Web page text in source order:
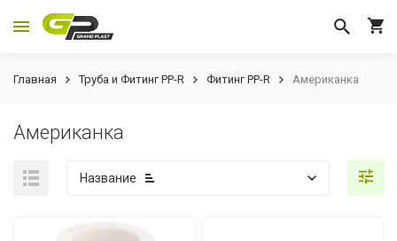
Главная Труба и Фитинг PP-R Фитинг PP-R Американка
Американка
Название